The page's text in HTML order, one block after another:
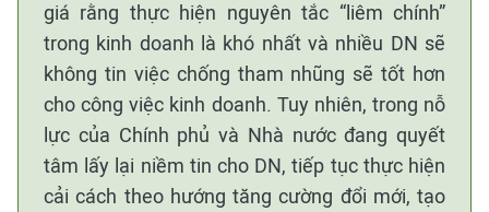
giá rằng thực hiện nguyên tắc “liêm chính”
trong kinh doanh là khó nhất và nhiều DN sẽ
không tin việc chống tham nhũng sẽ tốt hơn
cho công việc kinh doanh. Tuy nhiên, trong nỗ
lực của Chính phủ và Nhà nước đang quyết
tâm lấy lại niềm tin cho DN, tiếp tục thực hiện
cải cách theo hướng tăng cường đổi mới, tạo